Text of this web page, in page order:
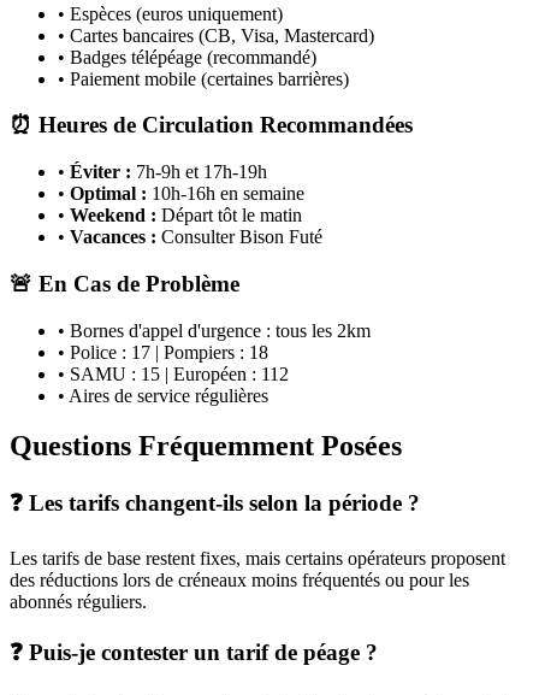
• Espèces (euros uniquement)
• Cartes bancaires (CB, Visa, Mastercard)
• Badges télépéage (recommandé)
• Paiement mobile (certaines barrières)
⏰ Heures de Circulation Recommandées
• Éviter : 7h-9h et 17h-19h
• Optimal : 10h-16h en semaine
• Weekend : Départ tôt le matin
• Vacances : Consulter Bison Futé
🚨 En Cas de Problème
• Bornes d'appel d'urgence : tous les 2km
• Police : 17 | Pompiers : 18
• SAMU : 15 | Européen : 112
• Aires de service régulières
Questions Fréquemment Posées
❓ Les tarifs changent-ils selon la période ?
Les tarifs de base restent fixes, mais certains opérateurs proposent
des réductions lors de créneaux moins fréquentés ou pour les
abonnés réguliers.
❓ Puis-je contester un tarif de péage ?